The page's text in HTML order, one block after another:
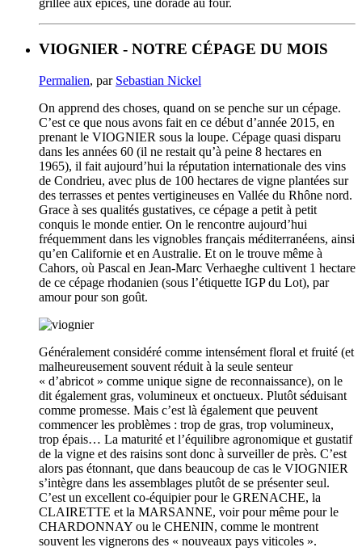
grillée aux épices, une dorade au four.
VIOGNIER - NOTRE CÉPAGE DU MOIS
Permalien, par Sebastian Nickel
On apprend des choses, quand on se penche sur un cépage.
C’est ce que nous avons fait en ce début d’année 2015, en
prenant le VIOGNIER sous la loupe. Cépage quasi disparu
dans les années 60 (il ne restait qu’à peine 8 hectares en
1965), il fait aujourd’hui la réputation internationale des vins
de Condrieu, avec plus de 100 hectares de vigne plantées sur
des terrasses et pentes vertigineuses en Vallée du Rhône nord.
Grace à ses qualités gustatives, ce cépage a petit à petit
conquis le monde entier. On le rencontre aujourd’hui
fréquemment dans les vignobles français méditerranéens, ainsi
qu’en Californie et en Australie. Et on le trouve même à
Cahors, où Pascal en Jean-Marc Verhaeghe cultivent 1 hectare
de ce cépage rhodanien (sous l’étiquette IGP du Lot), par
amour pour son goût.
Généralement considéré comme intensément floral et fruité (et
malheureusement souvent réduit à la seule senteur
« d’abricot » comme unique signe de reconnaissance), on le
dit également gras, volumineux et onctueux. Plutôt séduisant
comme promesse. Mais c’est là également que peuvent
commencer les problèmes : trop de gras, trop volumineux,
trop épais… La maturité et l’équilibre agronomique et gustatif
de la vigne et des raisins sont donc à surveiller de près. C’est
alors pas étonnant, que dans beaucoup de cas le VIOGNIER
s’intègre dans les assemblages plutôt de se présenter seul.
C’est un excellent co-équipier pour le GRENACHE, la
CLAIRETTE et la MARSANNE, voir pour même pour le
CHARDONNAY ou le CHENIN, comme le montrent
souvent les vignerons des « nouveaux pays viticoles ».